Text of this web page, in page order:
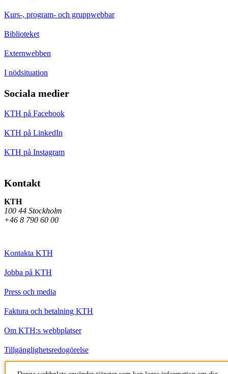
Kurs-, program- och gruppwebbar
Biblioteket
Externwebben
I nödsituation
Sociala medier
KTH på Facebook
KTH på LinkedIn
KTH på Instagram
Kontakt
KTH
100 44 Stockholm
+46 8 790 60 00
Kontakta KTH
Jobba på KTH
Press och media
Faktura och betalning KTH
Om KTH:s webbplatser
Tillgänglighetsredogörelse